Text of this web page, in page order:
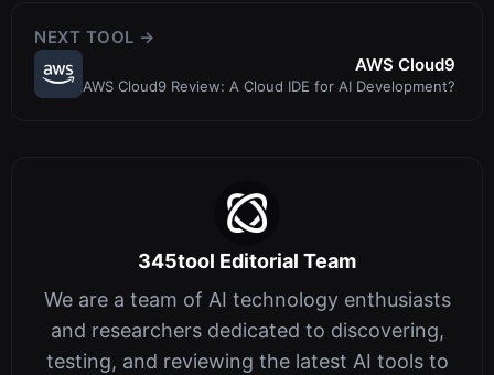
NEXT TOOL →
AWS Cloud9
AWS Cloud9 Review: A Cloud IDE for AI Development?
345tool Editorial Team
We are a team of AI technology enthusiasts
and researchers dedicated to discovering,
testing, and reviewing the latest AI tools to